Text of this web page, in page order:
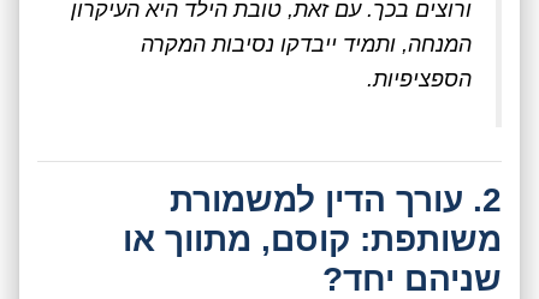
ורוצים בכך. עם זאת, טובת הילד היא העיקרון
המנחה, ותמיד ייבדקו נסיבות המקרה
הספציפיות.
2. עורך הדין למשמורת
משותפת: קוסם, מתווך או
שניהם יחד?